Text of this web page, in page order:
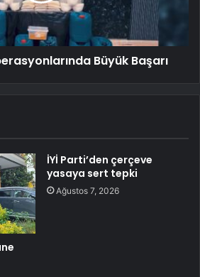
Büyük Başarı
İYİ Parti’den çerçeve
yasaya sert tepki
Ağustos 7, 2026